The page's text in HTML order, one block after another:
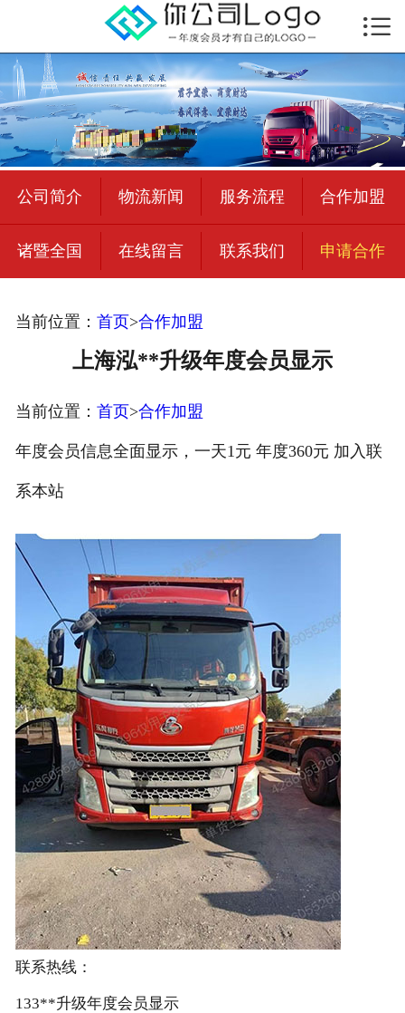
 首页
公司简介
物流新闻
绍兴至全国
合作加盟
宜荣智联

公司简介 物流新闻 服务流程 合作加盟
诸暨全国 在线留言 联系我们 申请合作
当前位置： 首页>合作加盟
上海泓**升级年度会员显示
当前位置： 首页>合作加盟
年度会员信息全面显示，一天1元 年度360元 加入联
系本站
联系热线：
133**升级年度会员显示